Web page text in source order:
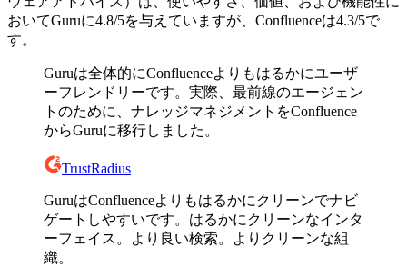
おいてGuruに4.8/5を与えていますが、Confluenceは4.3/5で
す。
Guruは全体的にConfluenceよりもはるかにユーザ
ーフレンドリーです。実際、最前線のエージェン
トのために、ナレッジマネジメントをConfluence
からGuruに移行しました。
TrustRadius
GuruはConfluenceよりもはるかにクリーンでナビ
ゲートしやすいです。はるかにクリーンなインタ
ーフェイス。より良い検索。よりクリーンな組
織。